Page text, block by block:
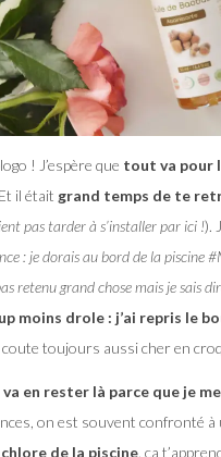
! J’espère que tout va pour
il était grand temps de te
pas tarder à s’installer par ici !).
: je dorais au bord de la piscine
retenu grand chose mais je sais
moins drole : j’ai repris le
coute toujours aussi cher en
va en rester là parce que je
on est souvent confronté
de la piscine. ça